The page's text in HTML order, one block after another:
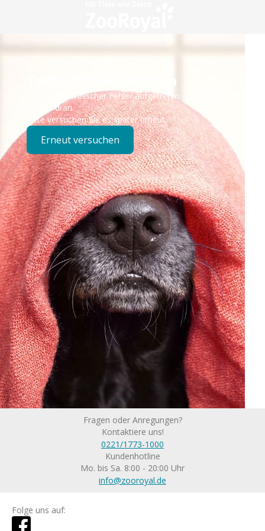
Technisches Problem
Es ist ein technischer Fehler aufgetreten – wir sind
bereits dran.
Bitte versuchen Sie es später erneut.
Erneut versuchen
Fragen oder Anregungen?
Kontaktiere uns!
0221/1773-1000
Kundenhotline
Mo. bis Sa. 8:00 - 20:00 Uhr
info@zooroyal.de
Folge uns auf: